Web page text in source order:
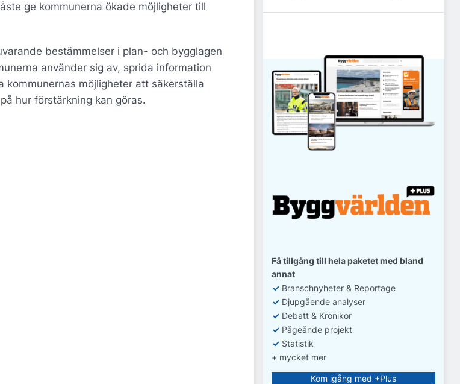
ge kommunerna ökade möjligheter till
bestämmelser i plan- och bygglagen
använder sig av, sprida information
möjligheter att säkerställa
hur förstärkning kan göras.
Få tillgång till hela paketet med bland
annat
✓ Branschnyheter & Reportage
✓ Djupgående analyser
✓ Debatt & Krönikor
✓ Pågeånde projekt
✓ Statistik
+ mycket mer
Kom igång med +Plus